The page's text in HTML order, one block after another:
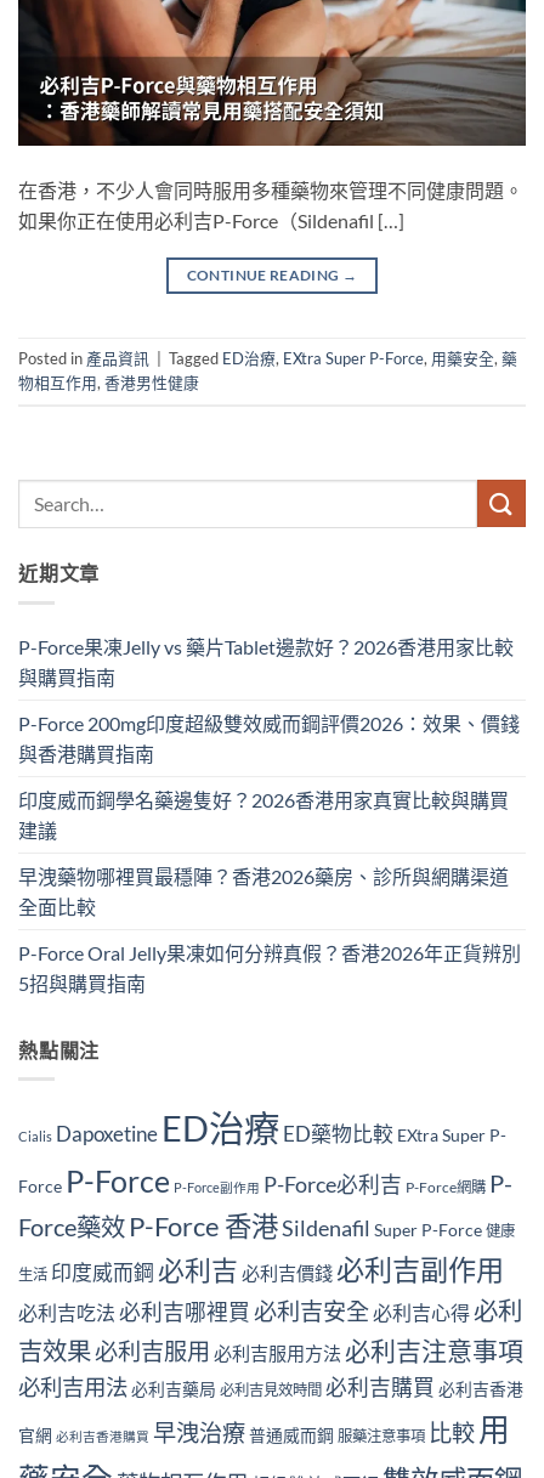
在香港，不少人會同時服用多種藥物來管理不同健康問題。
如果你正在使用必利吉P-Force（Sildenafil […]
CONTINUE READING →
Posted in 產品資訊 Tagged ED治療, EXtra Super P-Force, 用藥安全, 藥
物相互作用, 香港男性健康
近期文章
P-Force果凍Jelly vs 藥片Tablet邊款好？2026香港用家比較
與購買指南
P-Force 200mg印度超級雙效威而鋼評價2026：效果、價錢
與香港購買指南
印度威而鋼學名藥邊隻好？2026香港用家真實比較與購買
建議
早洩藥物哪裡買最穩陣？香港2026藥房、診所與網購渠道
全面比較
P-Force Oral Jelly果凍如何分辨真假？香港2026年正貨辨別
5招與購買指南
熱點關注
Cialis Dapoxetine ED治療ED藥物比較 EXtra Super P-
Force P-Force P-Force副作用 P-Force必利吉 P-Force網購 P-
Force藥效 P-Force 香港Sildenafil Super P-Force 健康
生活 印度威而鋼 必利吉 必利吉價錢 必利吉副作用
必利吉吃法 必利吉哪裡買 必利吉安全必利吉心得必利
吉效果必利吉服用 必利吉服用方法必利吉注意事項
必利吉用法必利吉藥局 必利吉見效時間 必利吉購買 必利吉香港
官網 必利吉香港購買 早洩治療普通威而鋼 服藥注意事項 比較 用